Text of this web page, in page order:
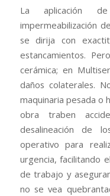
La aplicación
impermeabilización
se dirija con
estancamientos.
cerámica; en
daños colaterales.
maquinaria pesada o
obra traben
desalineación de
operativo para
urgencia, facilitando
de trabajo y
no se vea